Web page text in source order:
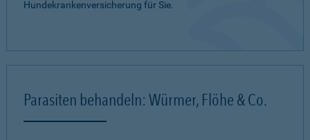
Hundekrankenversicherung für Sie.
Parasiten behandeln: Würmer, Flöhe & Co.